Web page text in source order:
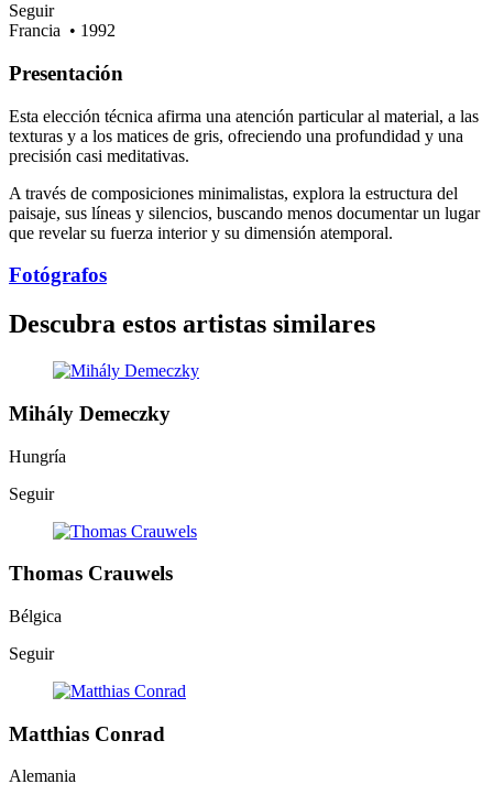
Seguir
Francia • 1992
Presentación
Esta elección técnica afirma una atención particular al material, a las
texturas y a los matices de gris, ofreciendo una profundidad y una
precisión casi meditativas.
A través de composiciones minimalistas, explora la estructura del
paisaje, sus líneas y silencios, buscando menos documentar un lugar
que revelar su fuerza interior y su dimensión atemporal.
Fotógrafos
Descubra estos artistas similares
Mihály Demeczky
Hungría
Seguir
Thomas Crauwels
Bélgica
Seguir
Matthias Conrad
Alemania